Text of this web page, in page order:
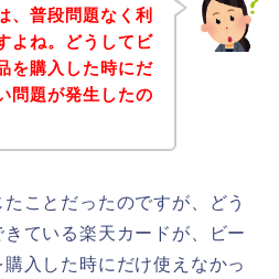
、普段問題なく利
よね。どうしてビ
を購入した時にだ
問題が発生したの
ことだったのですが、どう
ている楽天カードが、ビー
入した時にだけ使えなかっ